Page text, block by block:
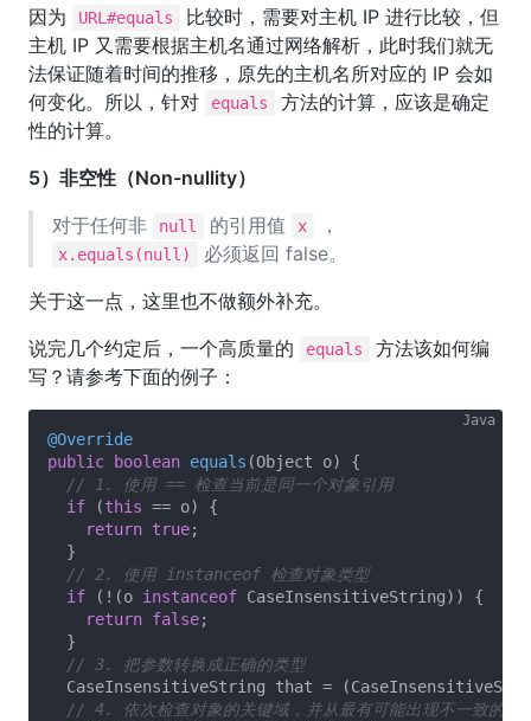
因为 URL#equals
比较时，需要对主机 IP 进行比较，但
主机 IP 又需要根据主机名通过网络解析，此时我们就无
法保证随着时间的推移，原先的主机名所对应的 IP 会如
何变化。所以，针对
equals
方法的计算，应该是确定
性的计算。
5）非空性（Non-nullity）
对于任何非
null 的引用值 x ，
x.equals(null)
必须返回 false。
关于这一点，这里也不做额外补充。
说完几个约定后，一个高质量的
equals
方法该如何编
写？请参考下面的例子：
@Override
public
boolean equals (Object o)
{
// 1. 使用 == 检查当前是同一个对象引用
if (this == o) {
return true;
  }
// 2. 使用 instanceof 检查对象类型
if (!(o instanceof CaseInsensitiveString)) {
return false;
  }
// 3. 把参数转换成正确的类型
CaseInsensitiveString that =
// 4. 依次检查对象的关键域，并从最有可能出现不一致的域